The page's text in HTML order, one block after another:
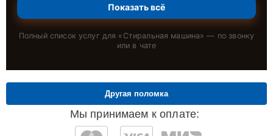
Показать всё
Полный список услуг для « Стиральная машина» — по звонку
или в чате
Мы принимаем к оплате:
Другая поломка